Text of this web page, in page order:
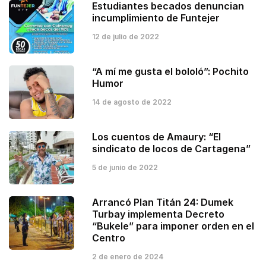
Estudiantes becados denuncian
incumplimiento de Funtejer
12 de julio de 2022
“A mí me gusta el bololó”: Pochito
Humor
14 de agosto de 2022
Los cuentos de Amaury: “El
sindicato de locos de Cartagena”
5 de junio de 2022
Arrancó Plan Titán 24: Dumek
Turbay implementa Decreto
“Bukele” para imponer orden en el
Centro
2 de enero de 2024